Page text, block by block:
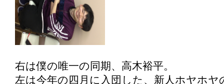
右は僕の唯一の同期、高木裕平。
左は今年の四月に入団した、新人ホヤホヤ